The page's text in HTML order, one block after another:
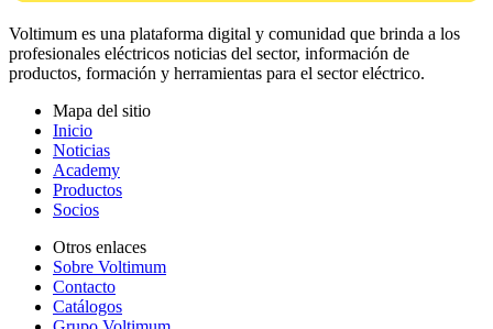
Voltimum es una plataforma digital y comunidad que brinda a los
profesionales eléctricos noticias del sector, información de
productos, formación y herramientas para el sector eléctrico.
Mapa del sitio
Inicio
Noticias
Academy
Productos
Socios
Otros enlaces
Sobre Voltimum
Contacto
Catálogos